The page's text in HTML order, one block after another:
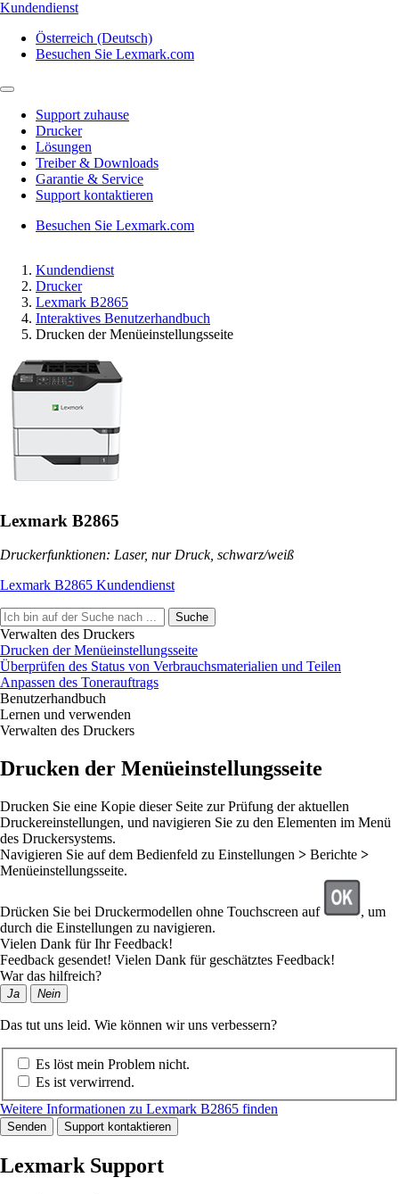
Kundendienst
Österreich (Deutsch)
Besuchen Sie Lexmark.com
Support zuhause
Drucker
Lösungen
Treiber & Downloads
Garantie & Service
Support kontaktieren
Besuchen Sie Lexmark.com
Kundendienst
Drucker
Lexmark B2865
Interaktives Benutzerhandbuch
Drucken der Menüeinstellungsseite
Lexmark B2865
Druckerfunktionen: Laser, nur Druck, schwarz/weiß
Lexmark B2865 Kundendienst
Suche
Verwalten des Druckers
Drucken der Menüeinstellungsseite
Überprüfen des Status von Verbrauchsmaterialien und Teilen
Anpassen des Tonerauftrags
Benutzerhandbuch
Lernen und verwenden
Verwalten des Druckers
Drucken der Menüeinstellungsseite
Drucken Sie eine Kopie dieser Seite zur Prüfung der aktuellen
Druckereinstellungen, und navigieren Sie zu den Elementen im Menü
des Druckersystems.
Navigieren Sie auf dem Bedienfeld zu Einstellungen > Berichte >
Menüeinstellungsseite.
Drücken Sie bei Druckermodellen ohne Touchscreen auf
, um
durch die Einstellungen zu navigieren.
Vielen Dank für Ihr Feedback!
Feedback gesendet! Vielen Dank für geschätztes Feedback!
War das hilfreich?
Ja Nein
Das tut uns leid. Wie können wir uns verbessern?
Es löst mein Problem nicht.
Es ist verwirrend.
Weitere Informationen zu Lexmark B2865 finden
Senden Support kontaktieren
Lexmark Support